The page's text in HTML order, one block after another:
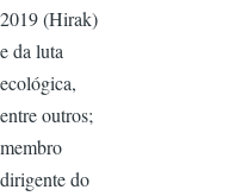
2019 (Hirak)
e da luta
ecológica,
entre outros;
membro
dirigente do